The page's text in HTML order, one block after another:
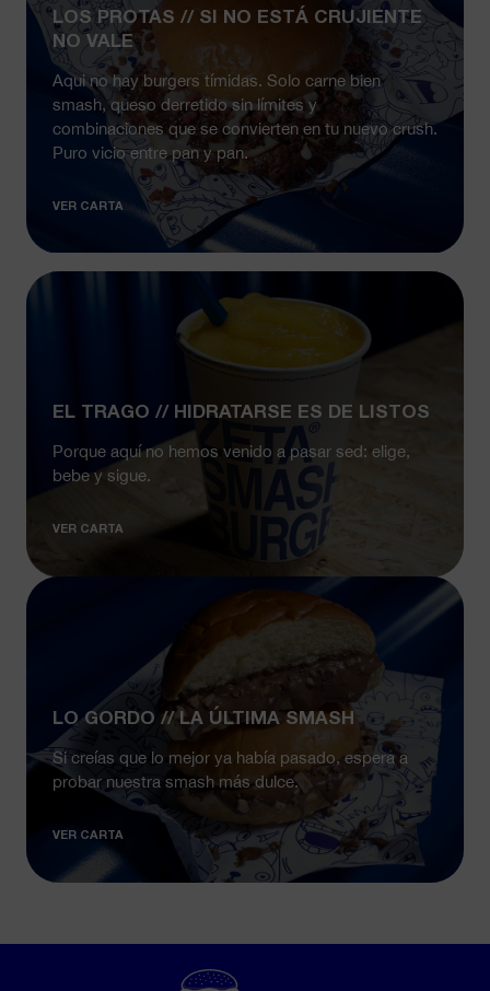
LOS PROTAS // SI NO ESTÁ CRUJIENTE
NO VALE
Aqui no hay burgers tímidas. Solo carne bien
smash, queso derretido sin límites y
combinaciones que se convierten en tu nuevo crush.
Puro vicio entre pan y pan.
VER CARTA
EL TRAGO // HIDRATARSE ES DE LISTOS
Porque aquí no hemos venido a pasar sed: elige,
bebe y sigue.
VER CARTA
LO GORDO // LA ÚLTIMA SMASH
Si creías que lo mejor ya había pasado, espera a
probar nuestra smash más dulce.
VER CARTA